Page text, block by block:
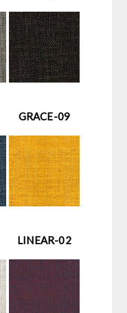
GRACE-09
LINEAR-02